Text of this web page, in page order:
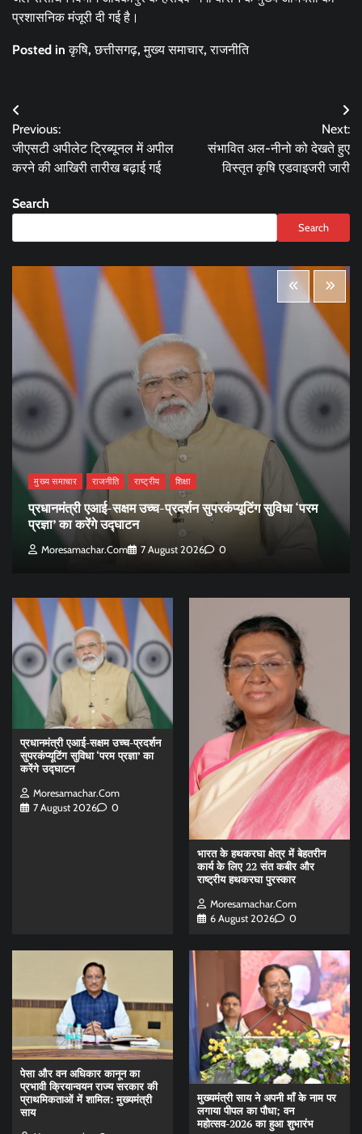
प्रशासनिक मंजूरी दी गई है।
Posted inकृषि,छत्तीसगढ़,मुख्य समाचार,राजनीति
Post
navigation
Previous:
जीएसटी अपीलेट ट्रिब्यूनल में अपील
करने की आखिरी तारीख बढ़ाई गई
Next:
संभावित अल-नीनो को देखते हुए
विस्तृत कृषि एडवाइजरी जारी
Search
Search
मुख्य समाचार राजनीति राष्ट्रीय शिक्षा
प्रधानमंत्री एआई-सक्षम उच्च-प्रदर्शन सुपरकंप्यूटिंग सुविधा ‘परम
प्रज्ञा’ का करेंगे उद्घाटन
Moresamachar.com 7 August 2026 0
प्रधानमंत्री एआई-सक्षम उच्च-प्रदर्शन
सुपरकंप्यूटिंग सुविधा ‘परम प्रज्ञा’ का
करेंगे उद्घाटन
Moresamachar.com
7 August 2026
0
भारत के हथकरघा क्षेत्र में बेहतरीन
कार्य के लिए 22 संत कबीर और
राष्ट्रीय हथकरघा पुरस्कार
Moresamachar.com
6 August 2026
0
पेसा और वन अधिकार कानून का
प्रभावी क्रियान्वयन राज्य सरकार की
प्राथमिकताओं में शामिल: मुख्यमंत्री
साय
मुख्यमंत्री साय ने अपनी माँ के नाम पर
लगाया पीपल का पौधा; वन
महोत्सव-2026 का हुआ शुभारंभ